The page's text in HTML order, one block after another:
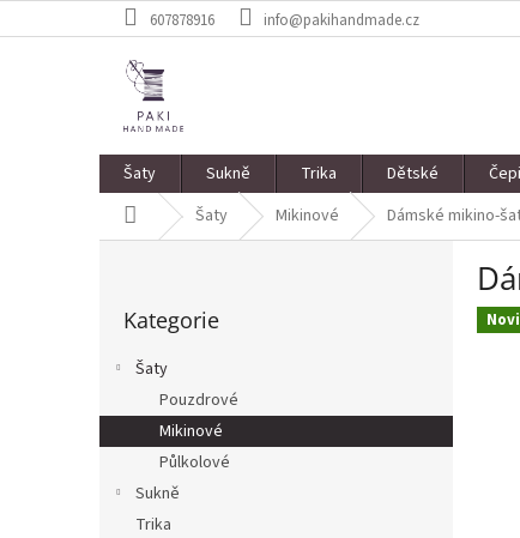
na
607878916 info@pakihandmade.cz
Šaty Sukně Trika Dětské
Domů Šaty Mikinové Dámské mikino-
n
kategorie
Kategorie
Šaty
Pouzdrové
Mikinové
Půlkolové
Sukně
Trika